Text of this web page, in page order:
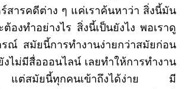
สารคดีต่าง ๆ แค่เราค้นหาว่า สิ่งนี้มัน
ต้องทำอย่างไร สิ่งนี้เป็นยังไง พอเราดู
รณ์ สมัยนี้การทำงานง่ายกว่าสมัยก่อน
งไม่มีสื่อออนไลน์ เลยทำให้การทำงาน
ต่สมัยนี้ทุกคนเข้าถึงได้ง่าย มี